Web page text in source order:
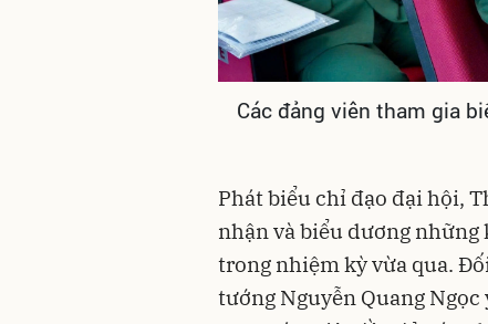
Các đảng viên tham gia
Phát biểu chỉ đạo đại hội,
nhận và biểu dương những
trong nhiệm kỳ vừa qua.
tướng Nguyễn Quang